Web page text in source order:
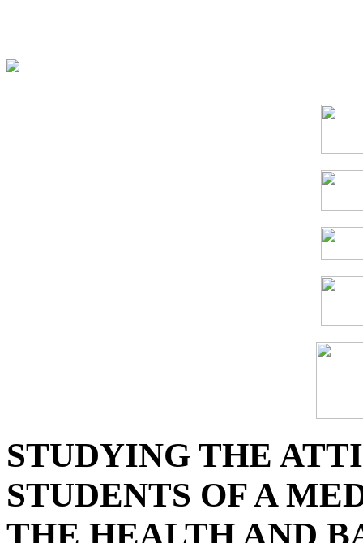
STUDYING THE
STUDENTS OF A
THE HEALTH AND